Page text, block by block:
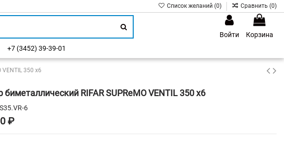
Список желаний (0) Сравнить (0)
Войти
Корзина
+7 (3452) 39-39-01
VENTIL 350 х6
биметаллический RIFAR SUPReMO VENTIL 350 х6
6
₽